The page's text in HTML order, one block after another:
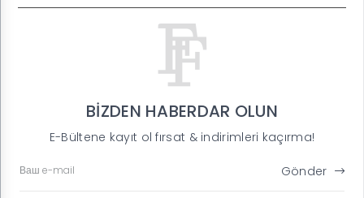
BİZDEN HABERDAR OLUN
E-Bültene kayıt ol fırsat & indirimleri kaçırma!
Gönder